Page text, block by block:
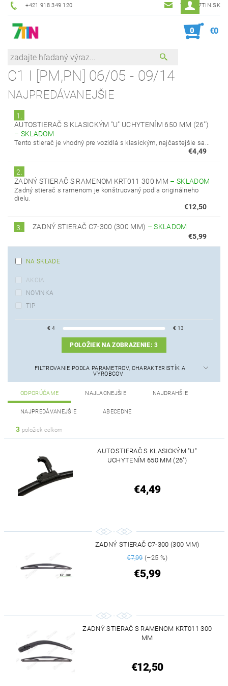
+421 918 349 120 7TIN@7TIN.SK
0 €0
C1 I [PM,PN] 06/05 - 09/14
NAJPREDÁVANEJŠIE
1.
AUTOSTIERAČ S KLASICKÝM "U" UCHYTENÍM 650 MM (26")
– SKLADOM
Tento stierač je vhodný pre vozidlá s klasickým, najčastejšie sa...
€4,49
2.
ZADNÝ STIERAČ S RAMENOM KRT011 300 MM – SKLADOM
Zadný stierač s ramenom je konštruovaný podľa originálneho
dielu.
€12,50
3. ZADNÝ STIERAČ C7-300 (300 MM) –SKLADOM
€5,99
NA SKLADE
AKCIA
NOVINKA
TIP
€ 4 € 13
POLOŽIEK NA ZOBRAZENIE:3
FILTROVANIE PODĽA PARAMETROV, CHARAKTERISTÍK A
VÝROBCOV
ODPORÚČAME NAJLACNEJŠIE NAJDRAHŠIE
NAJPREDÁVANEJŠIE ABECEDNE
3 položiek celkom
AUTOSTIERAČ S KLASICKÝM "U"
UCHYTENÍM 650 MM (26")
€4,49
ZADNÝ STIERAČ C7-300 (300 MM)
€7,99(–25 %)
€5,99
ZADNÝ STIERAČ S RAMENOM KRT011 300
MM
€12,50